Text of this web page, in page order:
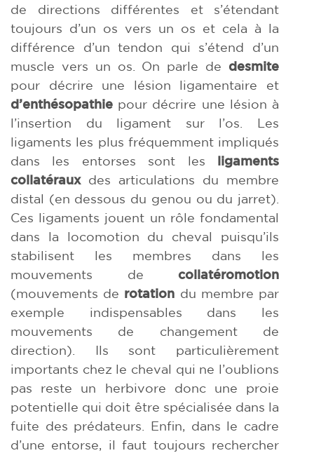
de directions différentes et s’étendant
toujours d’un os vers un os et cela à la
différence d’un tendon qui s’étend d’un
muscle vers un os. On parle de desmite
pour décrire une lésion ligamentaire et
d’enthésopathie pour décrire une lésion à
l’insertion du ligament sur l’os. Les
ligaments les plus fréquemment impliqués
dans les entorses sont les ligaments
collatérauxdes articulations du membre
distal (en dessous du genou ou du jarret).
Ces ligaments jouent un rôle fondamental
dans la locomotion du cheval puisqu’ils
stabilisent les membres dans les
mouvements de collatéromotion
(mouvements de rotation du membre par
exemple indispensables dans les
mouvements de changement de
direction). Ils sont particulièrement
importants chez le cheval qui ne l’oublions
pas reste un herbivore donc une proie
potentielle qui doit être spécialisée dans la
fuite des prédateurs. Enfin, dans le cadre
d’une entorse, il faut toujours rechercher